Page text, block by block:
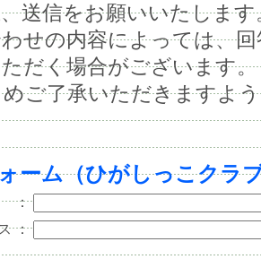
送信をお願いいたします
せの内容によっては、
だく場合がございます。
ご了承いただきますよ
ーム（ひがしっこクラ
：
：